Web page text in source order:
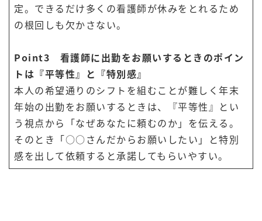
定。できるだけ多くの看護師が休みをとれるため
の根回しも欠かさない。
Point3 看護師に出勤をお願いするときのポイン
トは『平等性』と『特別感』
本人の希望通りのシフトを組むことが難しく年末
年始の出勤をお願いするときは、『平等性』とい
う視点から「なぜあなたに頼むのか」を伝える。
そのとき「○○さんだからお願いしたい」と特別
感を出して依頼すると承諾してもらいやすい。